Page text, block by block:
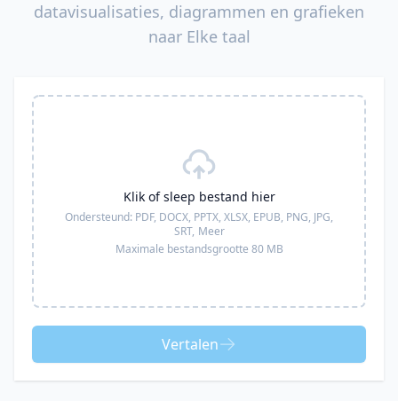
datavisualisaties, diagrammen en grafieken
naar Elke taal
Klik of sleep bestand hier
Ondersteund: PDF, DOCX, PPTX, XLSX, EPUB, PNG, JPG,
SRT, Meer
Maximale bestandsgrootte 80 MB
Vertalen